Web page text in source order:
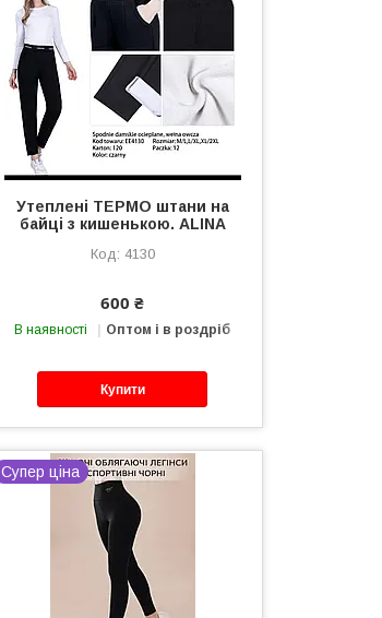
Утеплені ТЕРМО штани на
байці з кишенькою. ALINA
4130
600 ₴
В наявності Оптом і в роздріб
Купити
Супер ціна